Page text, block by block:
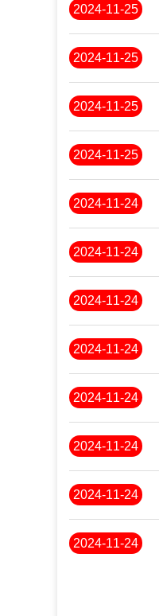
2024-11-25
2024-11-25
2024-11-25
2024-11-25
2024-11-24
2024-11-24
2024-11-24
2024-11-24
2024-11-24
2024-11-24
2024-11-24
2024-11-24